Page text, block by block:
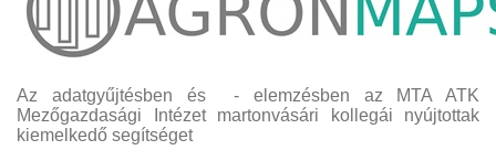
Az adatgyűjtésben és - elemzésben az MTA ATK
Mezőgazdasági Intézet martonvásári kollegái nyújtottak
kiemelkedő segítséget